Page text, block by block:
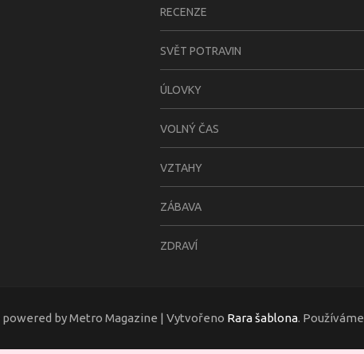
RECENZE
SVĚT POTRAVIN
ÚLOVKY
VOLNÝ ČAS
VZTAHY
ZÁBAVA
ZDRAVÍ
powered by Metro Magazine | Vytvořeno Rara šablona. Používáme